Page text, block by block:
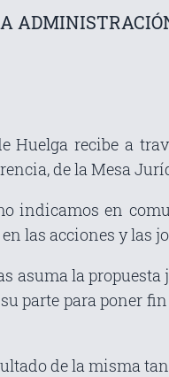
Huelga recibe a
de la Mesa
indicamos en
las acciones y las
asuma la
parte para poner
de la misma